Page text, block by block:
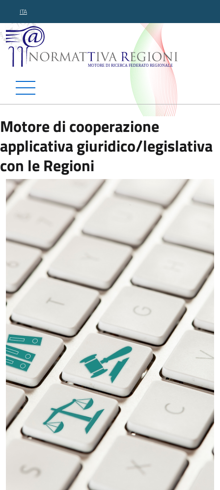
ITA
Normattiva Regioni -
Motore di cooperazione
applicativa giuridico/legislativa
con le Regioni